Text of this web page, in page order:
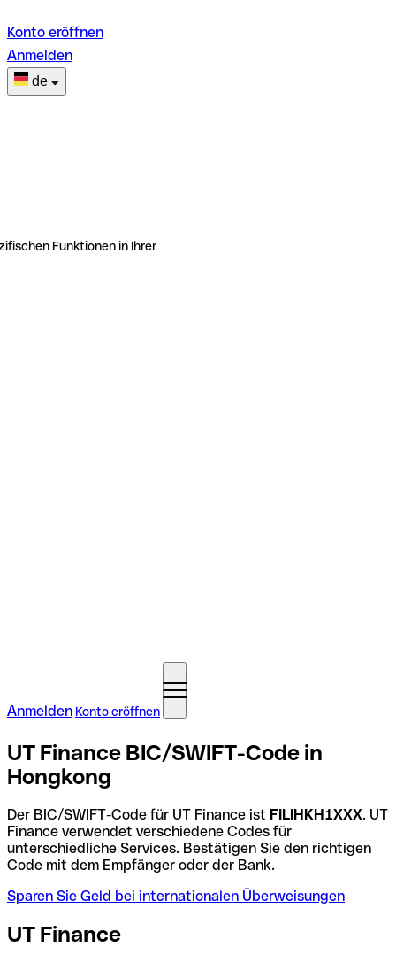
Konto eröffnen
Anmelden
de
Funktionen in Ihrer
Anmelden Konto eröffnen
UT Finance BIC/SWIFT-Code in
Hongkong
Der BIC/SWIFT-Code für UT Finance ist FILIHKH1XXX. UT
Finance verwendet verschiedene Codes für
unterschiedliche Services. Bestätigen Sie den richtigen
Code mit dem Empfänger oder der Bank.
Sparen Sie Geld bei internationalen Überweisungen
UT Finance